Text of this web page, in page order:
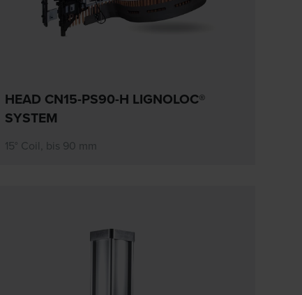
HEAD CN15-PS90-H LIGNOLOC®
SYSTEM
15° Coil, bis 90 mm